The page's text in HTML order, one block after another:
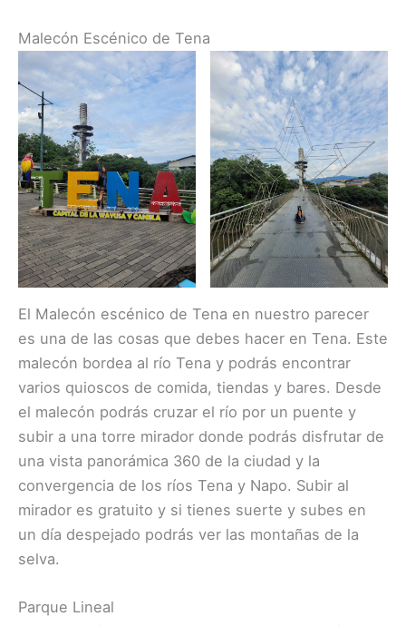
Malecón Escénico de Tena
El Malecón escénico de Tena en nuestro parecer
es una de las cosas que debes hacer en Tena. Este
malecón bordea al río Tena y podrás encontrar
varios quioscos de comida, tiendas y bares. Desde
el malecón podrás cruzar el río por un puente y
subir a una torre mirador donde podrás disfrutar de
una vista panorámica 360 de la ciudad y la
convergencia de los ríos Tena y Napo. Subir al
mirador es gratuito y si tienes suerte y subes en
un día despejado podrás ver las montañas de la
selva.
Parque Lineal